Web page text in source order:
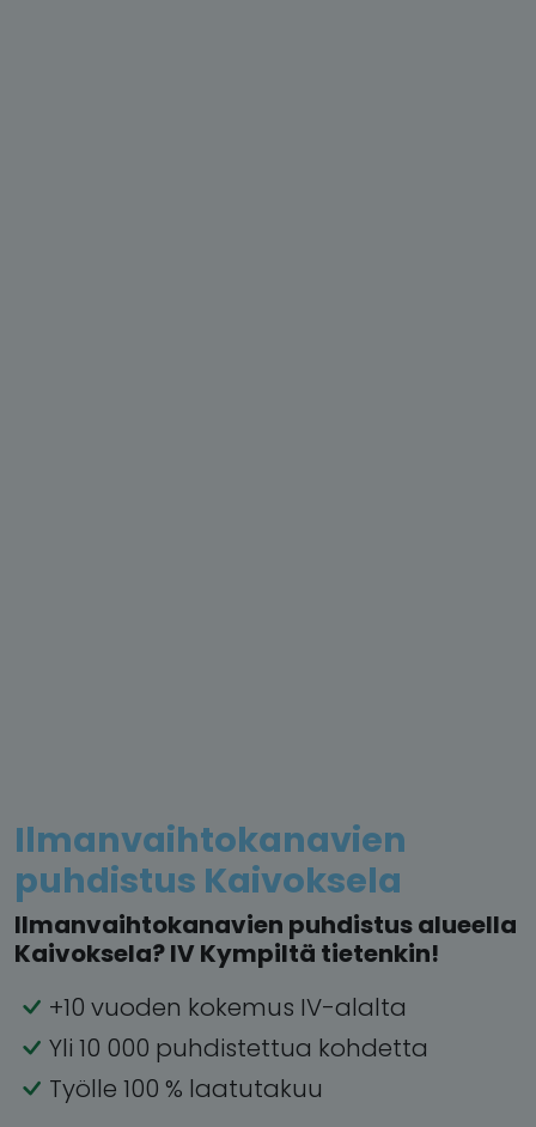
Ilmanvaihtokanavien
puhdistus Kaivoksela
Ilmanvaihtokanavien puhdistus alueella
Kaivoksela? IV Kympiltä tietenkin!
+10 vuoden kokemus IV-alalta
Yli 10 000 puhdistettua kohdetta
Työlle 100 % laatutakuu